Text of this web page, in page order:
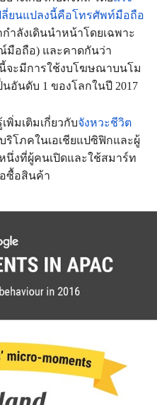
ลี่ยนแปลงนี้คือโทรศัพท์มือถือ
ำลังเดินนำหน้าโดยเฉพาะ
มือถือ) และคาดกันว่า
จะมีการใช้งบโฆษณาบนโม
นอันดับ 1 ของโลกในปี 2017
เพิ่มเติมเกี่ยวกับจังหวะชีวิต
ริโภคในเอเชียแปซิฟิกและผู้
นึ่งที่ผู้คนเปิดและใช้สมาร์ท
ซื้อสินค้า